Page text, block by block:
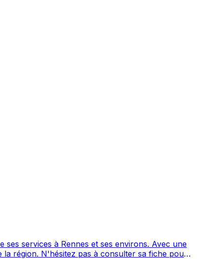
à Rennes et ses environs. Avec une
fiche pour